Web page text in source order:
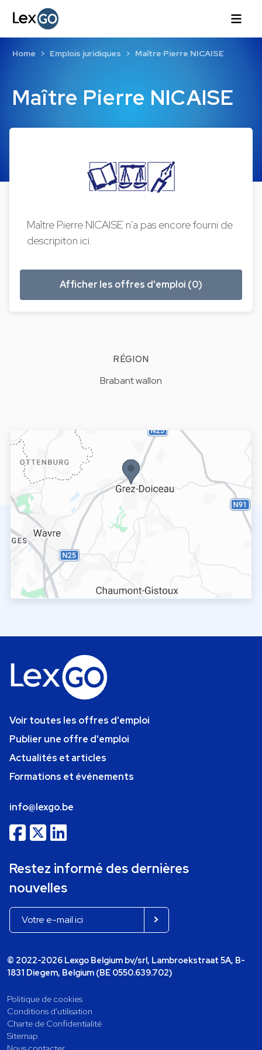
Maître Pierre NICAISE
Home Emplois juridiques Maître Pierre NICAISE
Maître Pierre NICAISE n'a pas encore fourni de
descripiton ici.
Afficher les offres d'emploi (0)
RÉGION
Brabant wallon
Voir toutes les offres d'emploi
Publier une offre d'emploi
Actualités et articles
Formations et événements
info@lexgo.be
Restez informé des dernières
nouvelles
© 2022-2026 Lexgo Belgium bv/srl, Lambroekstraat 5A, B-
1831 Diegem, Belgium (BE 0550.639.702)
Politique de cookies
Conditions d'utilisation
Charte de Confidentialité
Sitemap